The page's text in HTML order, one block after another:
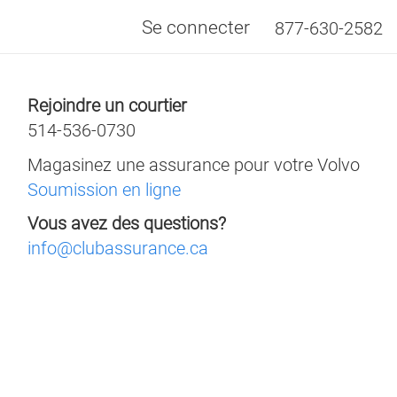
ASSUREURS
Echelon
L'Unique
Pafco
Orbite
Première assurance
Refus d'un assureur
Résiliation du contrat
Suspension de permis
Se connecter 877-630-2582
Rejoindre un courtier
514-536-0730
Magasinez une assurance pour votre Volvo
Soumission en ligne
Vous avez des questions?
info@clubassurance.ca